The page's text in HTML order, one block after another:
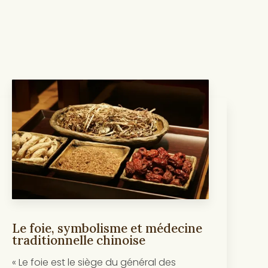
Le foie, symbolisme et médecine
traditionnelle chinoise
« Le foie est le siège du général des